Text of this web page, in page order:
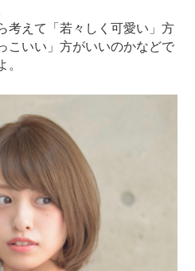
考えて「若々しく可愛い」方
こいい」方がいいのかなどで
。